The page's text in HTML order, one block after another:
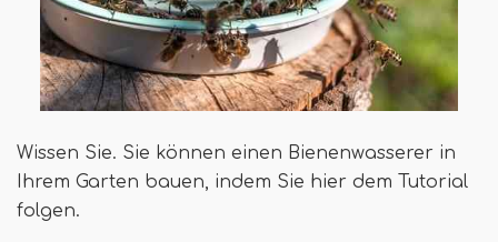
Wissen Sie. Sie können einen Bienenwasserer in
Ihrem Garten bauen, indem Sie hier dem Tutorial
folgen.